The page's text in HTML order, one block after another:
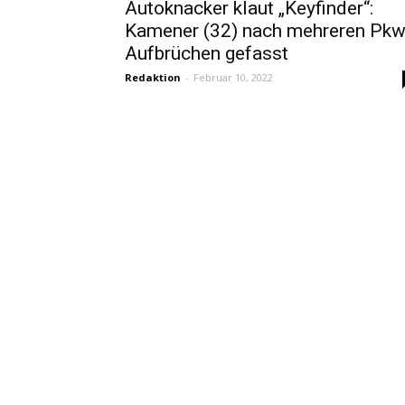
Autoknacker klaut „Keyfinder“:
Kamener (32) nach mehreren
Aufbrüchen gefasst
Redaktion - Februar 10, 2022